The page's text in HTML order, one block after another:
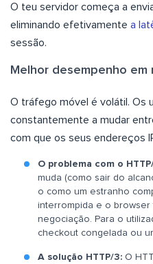
O teu servidor começa a
eliminando efetivamente a
sessão.
Melhor desempenho em
O tráfego móvel é volátil. Os
constantemente a mudar
com que os seus endereços
O problema com o
muda (como sair do
o como um estranho
interrompida e o
negociação. Para o
checkout congelada ou
A solução HTTP/3: O